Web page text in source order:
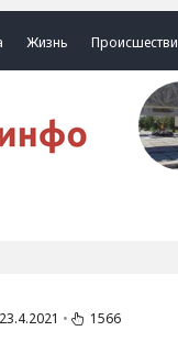
Жизнь
• 1566